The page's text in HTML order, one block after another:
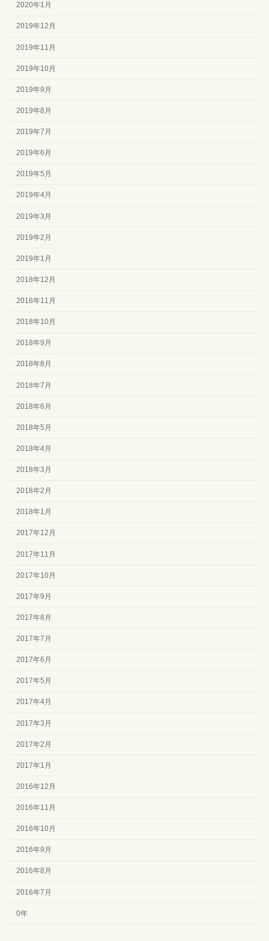
2020年1月
2019年12月
2019年11月
2019年10月
2019年9月
2019年8月
2019年7月
2019年6月
2019年5月
2019年4月
2019年3月
2019年2月
2019年1月
2018年12月
2018年11月
2018年10月
2018年9月
2018年8月
2018年7月
2018年6月
2018年5月
2018年4月
2018年3月
2018年2月
2018年1月
2017年12月
2017年11月
2017年10月
2017年9月
2017年8月
2017年7月
2017年6月
2017年5月
2017年4月
2017年3月
2017年2月
2017年1月
2016年12月
2016年11月
2016年10月
2016年9月
2016年8月
2016年7月
0年